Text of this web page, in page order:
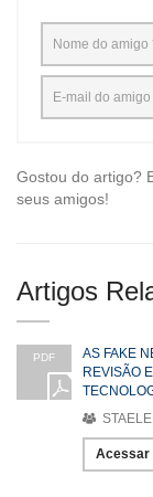
Gostou do artigo?
seus amigos!
Artigos
PDF
AS FAKE
REVISÃO
Acessar